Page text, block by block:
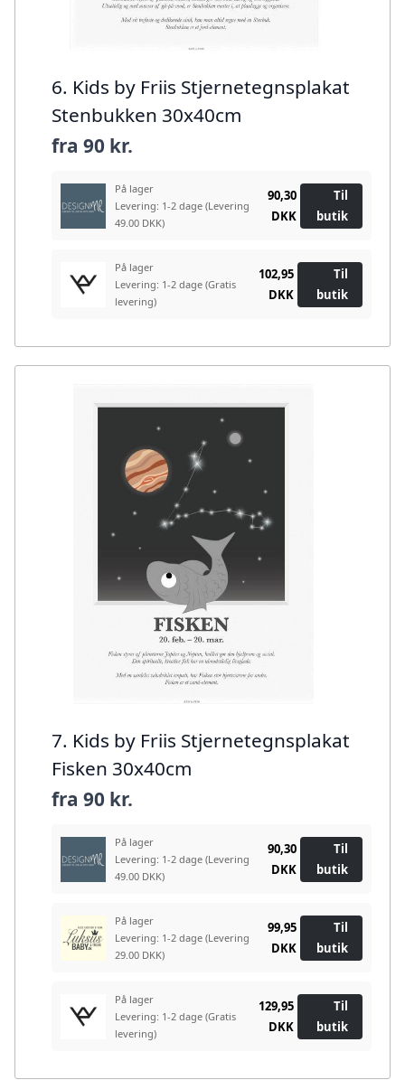
6. Kids by Friis Stjernetegnsplakat
Stenbukken 30x40cm
fra 90 kr.
På lager
Levering: 1-2 dage (Levering
49.00 DKK)
90,30
DKK
Til
butik
På lager
Levering: 1-2 dage (Gratis
levering)
102,95
DKK
Til
butik
7. Kids by Friis Stjernetegnsplakat
Fisken 30x40cm
fra 90 kr.
På lager
Levering: 1-2 dage (Levering
49.00 DKK)
90,30
DKK
Til
butik
På lager
Levering: 1-2 dage (Levering
29.00 DKK)
99,95
DKK
Til
butik
På lager
Levering: 1-2 dage (Gratis
levering)
129,95
DKK
Til
butik